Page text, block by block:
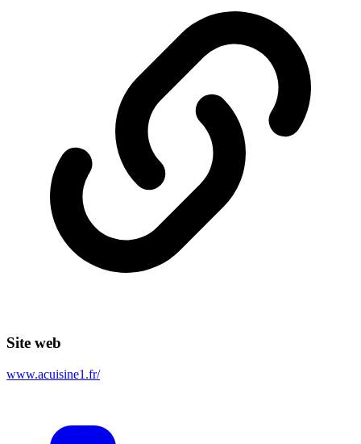
Site web
www.acuisine1.fr/